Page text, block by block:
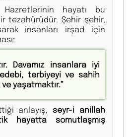
hayatı bu
tezahürüdür. Şehir şehir,
insanları irşad için
Davamız insanlara iyi
edebi, terbiyeyi ve sahih
yaşatmaktır.”
anlayış, seyr-i anillah
hayatta somutlaşmış